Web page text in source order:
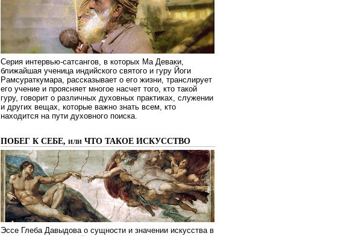
Серия интервью-сатсангов, в которых Ма Деваки,
ближайшая ученица индийского святого и гуру Йоги
Рамсураткумара, рассказывает о его жизни, транслирует
его учение и проясняет многое насчет того, кто такой
гуру, говорит о различных духовных практиках, служении
и других вещах, которые важно знать всем, кто
находится на пути духовного поиска.
ПОБЕГ К СЕБЕ, или ЧТО ТАКОЕ ИСКУССТВО
Эссе Глеба Давыдова о сущности и значении искусства в